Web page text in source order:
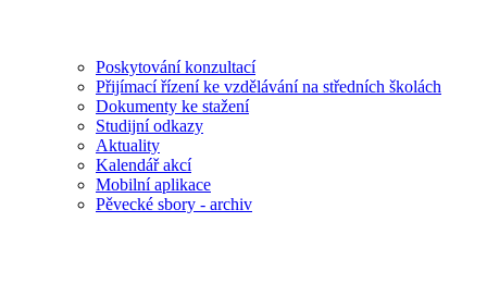
Poskytování konzultací
Přijímací řízení ke vzdělávání na středních školách
Dokumenty ke stažení
Studijní odkazy
Aktuality
Kalendář akcí
Mobilní aplikace
Pěvecké sbory - archiv